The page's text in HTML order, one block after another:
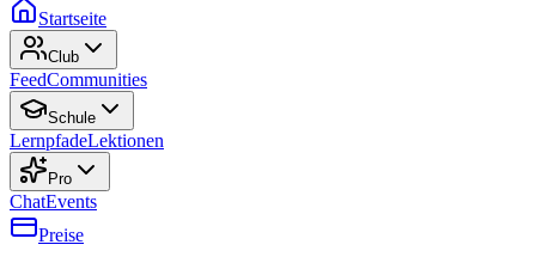
Startseite
Club
FeedCommunities
Schule
LernpfadeLektionen
Pro
ChatEvents
Preise